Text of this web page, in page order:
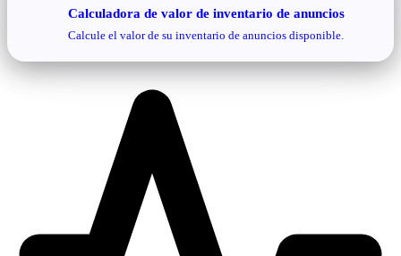
Calculadora de valor de inventario de anuncios
Calcule el valor de su inventario de anuncios disponible.